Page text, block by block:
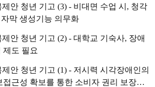
안 청년 기고 (3) - 비대면 수업 시, 청각
막 생성기능 의무화
안 청년 기고 (2) - 대학교 기숙사, 장애
제도 필요
안 청년 기고 (1) - 저시력 시각장애인의
접근성 확보를 통한 소비자 권리 보장이